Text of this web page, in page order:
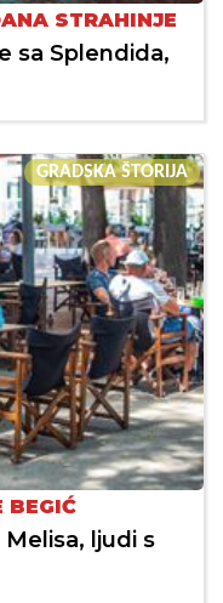
STRAHINJE
sa Splendida,
GRADSKA ŠTORIJA
BEGIĆ
ljudi s